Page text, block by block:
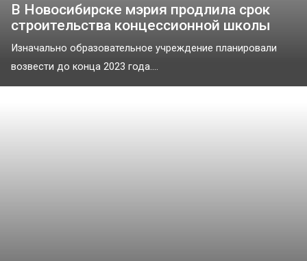
В Новосибирске мэрия продлила срок
строительства концессионной школы
Изначально образовательное учреждение планировали
возвести до конца 2023 года....